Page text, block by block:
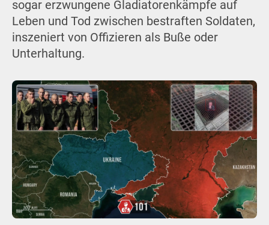
sogar erzwungene Gladiatorenkämpfe auf
Leben und Tod zwischen bestraften Soldaten,
inszeniert von Offizieren als Buße oder
Unterhaltung.